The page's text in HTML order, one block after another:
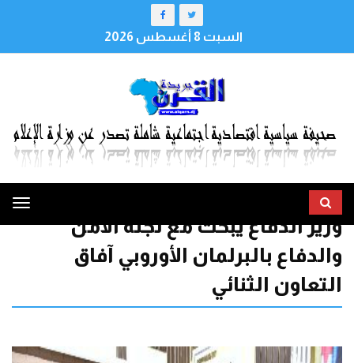
السبت 8 أغسطس 2026
وزير الدفاع يبحث مع لجنة الأمن
والدفاع بالبرلمان الأوروبي آفاق
التعاون الثنائي